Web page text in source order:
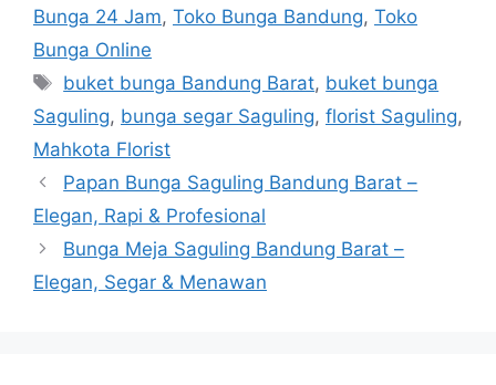
Bunga 24 Jam, Toko Bunga Bandung, Toko
Bunga Online
buket bunga Bandung Barat, buket bunga
Saguling, bunga segar Saguling, florist Saguling,
Mahkota Florist
Papan Bunga Saguling Bandung Barat –
Elegan, Rapi & Profesional
Bunga Meja Saguling Bandung Barat –
Elegan, Segar & Menawan